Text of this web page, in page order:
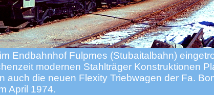
Endbahnhof Fulpmes (Stubaitalbahn)
modernen Stahlträger Konstruktionen
auch die neuen Flexity Triebwagen der Fa.
April 1974.